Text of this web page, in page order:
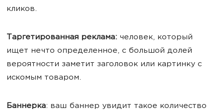
кликов.
Таргетированная реклама: человек, который
ищет нечто определенное, с большой долей
вероятности заметит заголовок или картинку с
искомым товаром.
Баннерка: ваш баннер увидит такое количество